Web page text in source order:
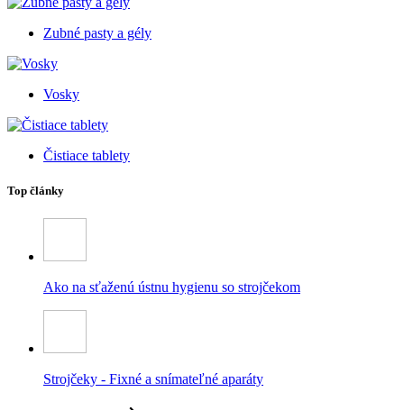
Zubné pasty a gély
Vosky
Čistiace tablety
Top články
Ako na sťaženú ústnu hygienu so strojčekom
Strojčeky - Fixné a snímateľné aparáty